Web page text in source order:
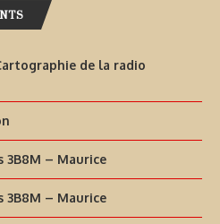
de la radio
3B8M – Maurice
3B8M – Maurice